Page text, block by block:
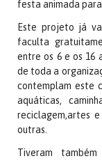
festa animada
Este projeto já
faculta
entre os 6 e os 16
de toda a
contemplam este
aquáticas, cami
reciclagem,artes
outras.
Tiveram